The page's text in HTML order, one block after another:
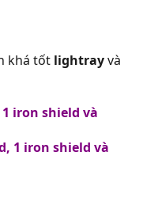
khá tốt lightrayvà
iron shield và
1 iron shield và